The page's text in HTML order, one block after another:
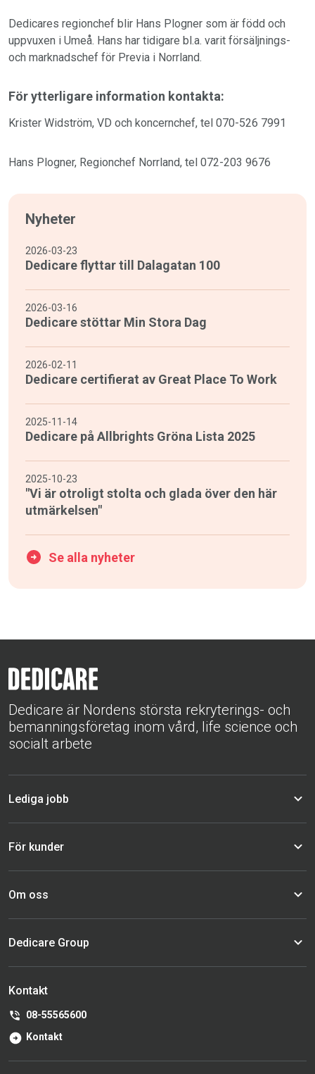
Dedicares regionchef blir Hans Plogner som är född och
uppvuxen i Umeå. Hans har tidigare bl.a. varit försäljnings-
och marknadschef för Previa i Norrland.
För ytterligare information kontakta:
Krister Widström, VD och koncernchef, tel 070-526 7991
Hans Plogner, Regionchef Norrland, tel 072-203 9676
Nyheter
2026-03-23
Dedicare flyttar till Dalagatan 100
2026-03-16
Dedicare stöttar Min Stora Dag
2026-02-11
Dedicare certifierat av Great Place To Work
2025-11-14
Dedicare på Allbrights Gröna Lista 2025
2025-10-23
"Vi är otroligt stolta och glada över den här
utmärkelsen"
Se alla nyheter
Dedicare är Nordens största rekryterings- och
bemanningsföretag inom vård, life science och
socialt arbete
Lediga jobb
För kunder
Om oss
Dedicare Group
Kontakt
08-55565600
Kontakt